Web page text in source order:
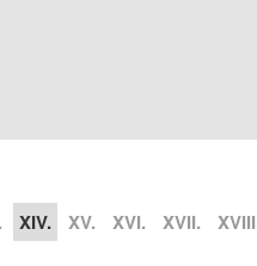
XIV. XV. XVI. XVII.